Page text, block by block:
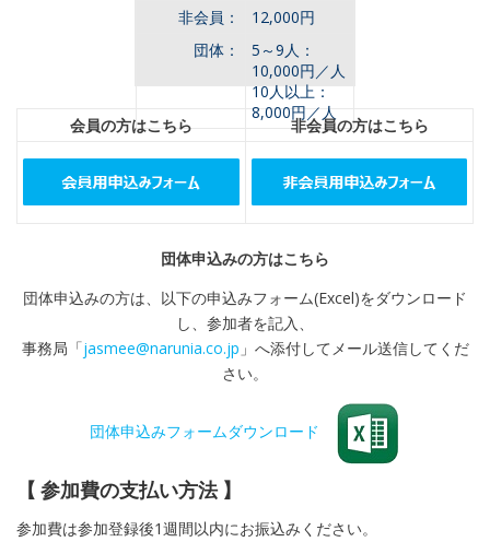
非会員：
12,000円
団体：
5～9人：
10,000円／人
10人以上：
8,000円／人
会員の方はこちら 非会員の方はこちら
団体申込みの方はこちら
団体申込みの方は、以下の申込みフォーム(Excel)をダウンロード
し、参加者を記入、
事務局「jasmee@narunia.co.jp 」へ添付してメール送信してくだ
さい。
団体申込みフォームダウンロード
【 参加費の支払い方法 】
参加費は参加登録後1週間以内にお振込みください。